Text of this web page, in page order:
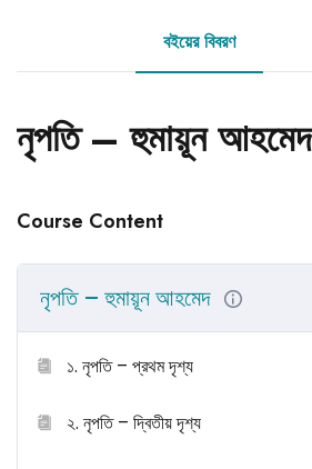
বইয়ের বিবরণ
নৃপতি – হুমায়ূন আহমেদ
Course Content
নৃপতি – হুমায়ূন আহমেদ
১. নৃপতি – প্রথম দৃশ্য
২. নৃপতি – দ্বিতীয় দৃশ্য